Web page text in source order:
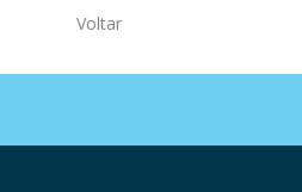
Voltar